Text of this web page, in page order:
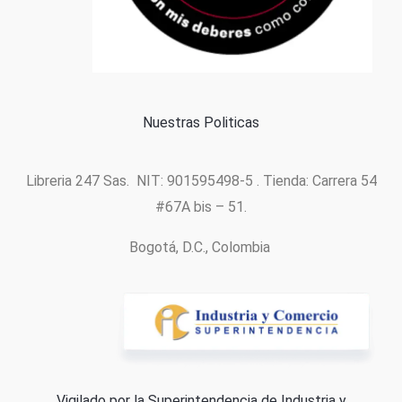
Formas de pago
Nuestras Politicas
Libreria 247 Sas. NIT: 901595498-5 . Tienda: Carrera 54
#67A bis – 51.
Bogotá, D.C., Colombia